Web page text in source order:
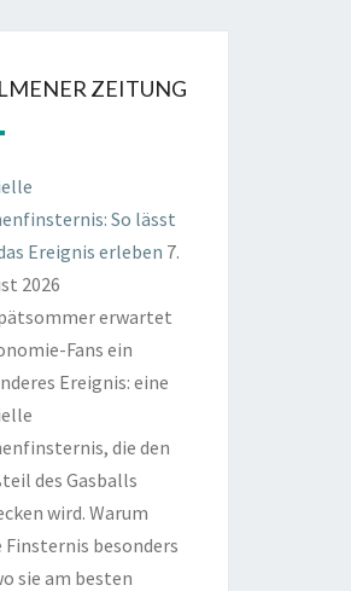
ZEITUNG
So lässt
Ereignis erleben 7.
2026
erwartet
Fans ein
Ereignis: eine
die den
des Gasballs
wird. Warum
Finsternis besonders
sie am besten